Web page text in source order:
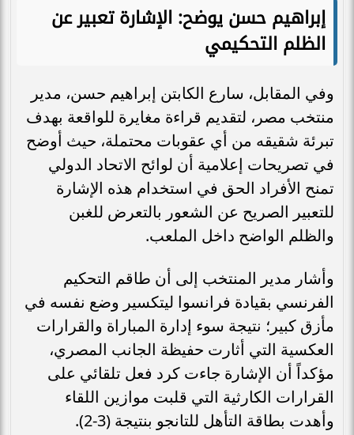
إبراهيم حسن يوضح: الإشارة تعبير عن
الظلم التحكيمي
وفي المقابل، سارع الكابتن إبراهيم حسن، مدير
منتخب مصر، لتقديم قراءة مغايرة للواقعة بهدف
تبرئة شقيقه من أي عقوبات محتملة، حيث أوضح
في تصريحات إعلامية أن لوائح الاتحاد الدولي
تمنح الأفراد الحق في استخدام هذه الإشارة
للتعبير الصريح عن الشعور بالتعرض للغبن
والظلم الواضح داخل الملعب.
وأشار مدير المنتخب إلى أن طاقم التحكيم
الفرنسي بقيادة فرانسوا ليتكسير وضع نفسه في
مأزق كبير؛ نتيجة سوء إدارة المباراة والقرارات
العكسية التي أثارت حفيظة الجانب المصري،
مؤكداً أن الإشارة جاءت كرد فعل تلقائي على
القرارات الكارثية التي قلبت موازين اللقاء
وأهدت بطاقة التأهل للتانجو بنتيجة (3-2).